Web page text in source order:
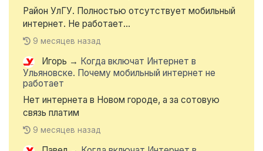
Район УлГУ. Полностью отсутствует мобильный
интернет. Не работает...
9 месяцев назад
Игорь → Когда включат Интернет в
Ульяновске. Почему мобильный интернет не
работает
Нет интернета в Новом городе, а за сотовую
связь платим
9 месяцев назад